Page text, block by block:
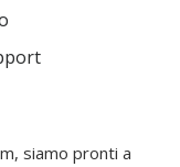
siamo pronti a